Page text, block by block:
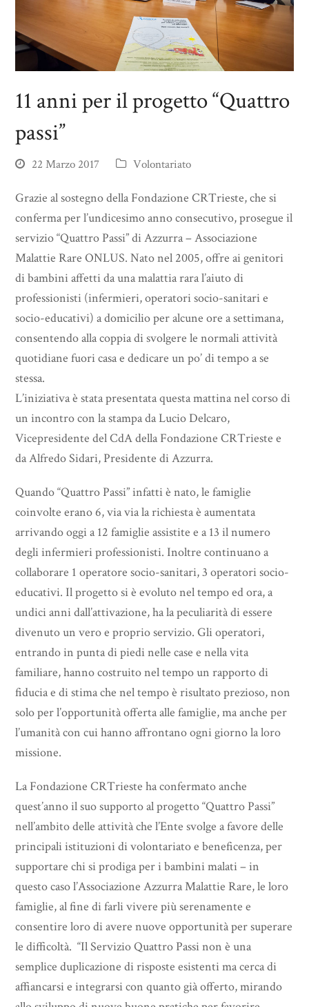
11 anni per il progetto “Quattro
passi”
22 Marzo 2017 Volontariato
Grazie al sostegno della Fondazione CRTrieste, che si
conferma per l’undicesimo anno consecutivo, prosegue il
servizio “Quattro Passi” di Azzurra – Associazione
Malattie Rare ONLUS. Nato nel 2005, offre ai genitori
di bambini affetti da una malattia rara l’aiuto di
professionisti (infermieri, operatori socio-sanitari e
socio-educativi) a domicilio per alcune ore a settimana,
consentendo alla coppia di svolgere le normali attività
quotidiane fuori casa e dedicare un po’ di tempo a se
stessa.
L’iniziativa è stata presentata questa mattina nel corso di
un incontro con la stampa da Lucio Delcaro,
Vicepresidente del CdA della Fondazione CRTrieste e
da Alfredo Sidari, Presidente di Azzurra.
Quando “Quattro Passi” infatti è nato, le famiglie
coinvolte erano 6, via via la richiesta è aumentata
arrivando oggi a 12 famiglie assistite e a 13 il numero
degli infermieri professionisti. Inoltre continuano a
collaborare 1 operatore socio-sanitari, 3 operatori socio-
educativi. Il progetto si è evoluto nel tempo ed ora, a
undici anni dall’attivazione, ha la peculiarità di essere
divenuto un vero e proprio servizio. Gli operatori,
entrando in punta di piedi nelle case e nella vita
familiare, hanno costruito nel tempo un rapporto di
fiducia e di stima che nel tempo è risultato prezioso, non
solo per l’opportunità offerta alle famiglie, ma anche per
l’umanità con cui hanno affrontano ogni giorno la loro
missione.
La Fondazione CRTrieste ha confermato anche
quest’anno il suo supporto al progetto “Quattro Passi”
nell’ambito delle attività che l’Ente svolge a favore delle
principali istituzioni di volontariato e beneficenza, per
supportare chi si prodiga per i bambini malati – in
questo caso l’Associazione Azzurra Malattie Rare, le loro
famiglie, al fine di farli vivere più serenamente e
consentire loro di avere nuove opportunità per superare
le difficoltà. “Il Servizio Quattro Passi non è una
semplice duplicazione di risposte esistenti ma cerca di
affiancarsi e integrarsi con quanto già offerto, mirando